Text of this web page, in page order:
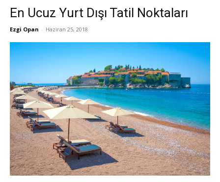
En Ucuz Yurt Dışı Tatil Noktaları
Ezgi Opan - Haziran 25, 2018